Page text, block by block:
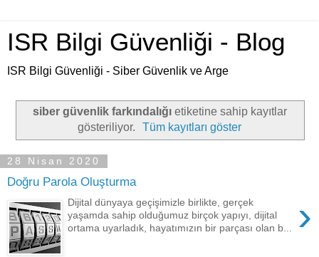
ISR Bilgi Güvenliği - Blog
ISR Bilgi Güvenliği - Siber Güvenlik ve Arge
siber güvenlik farkındalığıetiketine sahip kayıtlar
gösteriliyor.
Tüm kayıtları göster
28 Nisan 2020
Doğru Parola Oluşturma
›
Dijital dünyaya geçişimizle birlikte, gerçek
yaşamda sahip olduğumuz birçok yapıyı, dijital
ortama uyarladık, hayatımızın bir parçası olan b...